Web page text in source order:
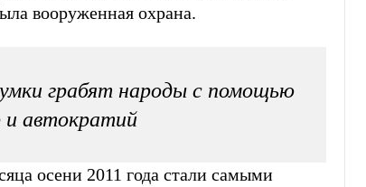
вооруженная охрана.
грабят народы с помощью
автократий
осени 2011 года стали самыми